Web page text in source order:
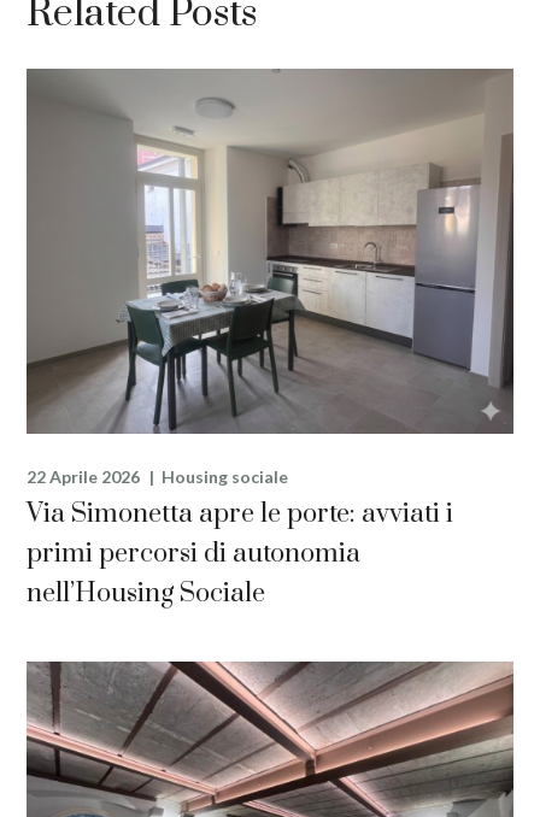
Related Posts
22 Aprile 2026 Housing sociale
Via Simonetta apre le porte: avviati i
primi percorsi di autonomia
nell’Housing Sociale